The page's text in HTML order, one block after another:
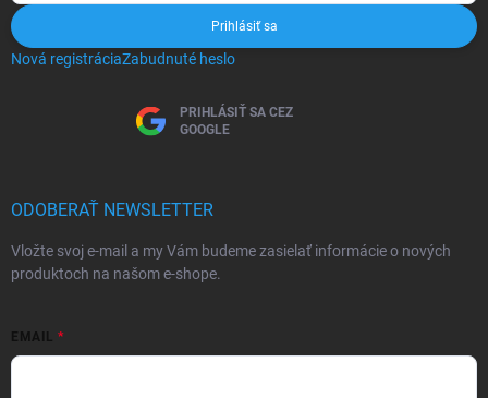
Prihlásiť sa
Nová registráciaZabudnuté heslo
PRIHLÁSIŤ SA CEZ
GOOGLE
ODOBERAŤ NEWSLETTER
Vložte svoj e-mail a my Vám budeme zasielať informácie o nových
produktoch na našom e-shope.
EMAIL